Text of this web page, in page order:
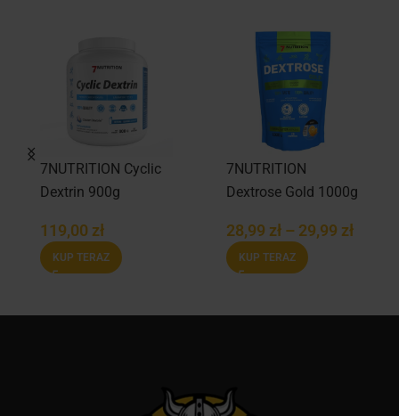
7NUTRITION Cyclic
Dextrin 900g
119,00 zł
KUP TERAZ
7NUTRITION
Dextrose Gold 1000g
28,99 zł – 29,99 zł
KUP TERAZ